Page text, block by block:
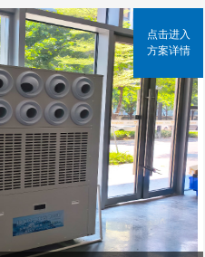
点击进入
方案详情